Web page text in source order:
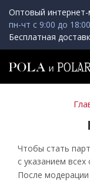
Оптовый интернет-
пн-чт с 9:00 до
Бесплатная
Чтобы стать
с указанием
После